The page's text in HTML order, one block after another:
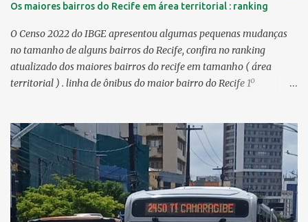
Os maiores bairros do Recife em área territorial : ranking
O Censo 2022 do IBGE apresentou algumas pequenas mudanças
no tamanho de alguns bairros do Recife, confira no ranking
atualizado dos maiores bairros do recife em tamanho ( área
territorial ) . linha de ônibus do maior bairro do Recife 1º
Curado 7,98 km² 5º Boa Viagem 7,76 km² > no Censo 2010 : 7,53
km² 6º Imbiribeira 6,65 km² > no Censo 2010 : 6,66 km² 7º Pina
6,29 km² 8º Dois Irmãos 5,85 km² 9º Barro 4,54 km² 10º Iputinga
4,33 km² > no Censo 2010 : 4,34 km² 11º Cohab 4,33 km² > no
Censo 2010: 4,26 km² 12º Passarinho 4,06 km² 13º Santo Amaro
3,80 km² 14º Afogados 3,69 km² 15º Cordeiro 3,40 km² 16º São José